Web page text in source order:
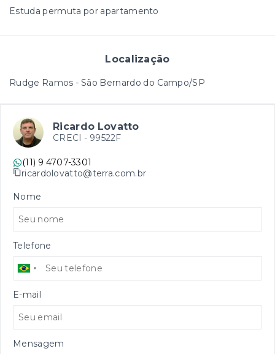
Estuda permuta por apartamento
Localização
Rudge Ramos - São Bernardo do Campo/SP
Ricardo Lovatto
CRECI - 99522F
(11) 9 4707-3301
ricardolovatto@terra.com.br
Nome
Telefone
E-mail
Mensagem